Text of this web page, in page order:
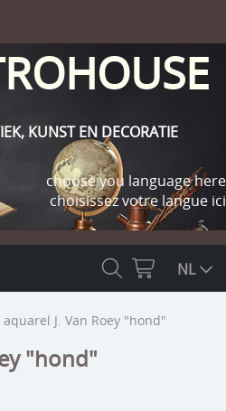
KUNST EN DECORATIE
choose you language here
choisissez votre langue ici
NL
aquarel J. Van Roey "hond"
"hond"